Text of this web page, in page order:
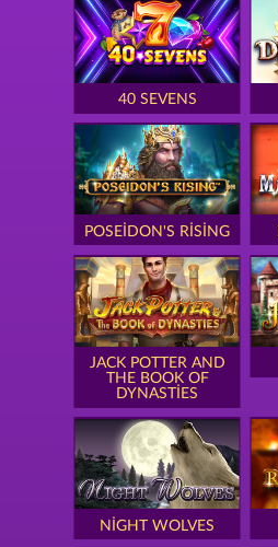
40 SEVENS
POSEIDON'S RISING
JACK POTTER AND
THE BOOK OF
DYNASTIES
NIGHT WOLVES